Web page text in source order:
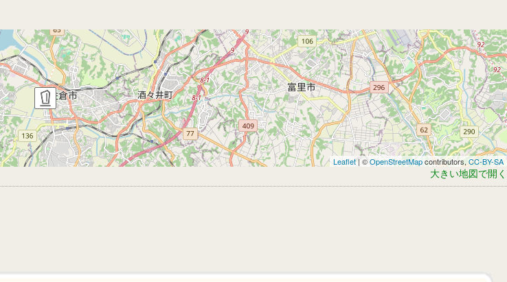
Leaflet| ©OpenStreetMapcontributors,CC-BY-SA
大きい地図で開く